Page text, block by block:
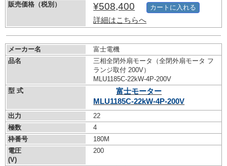
販売価格（税別）
¥508,400
詳細はこちらへ
カートに入れる
メーカー名
富士電機
品名
三相全閉外扇モータ（全閉外扇モータ フ
ランジ取付 200V）
MLU1185C-22kW-4P-200V
型 式
富士モーター
MLU1185C-22kW-4P-200V
出力
22
極数
4
枠番号
180M
電圧
(V)
200